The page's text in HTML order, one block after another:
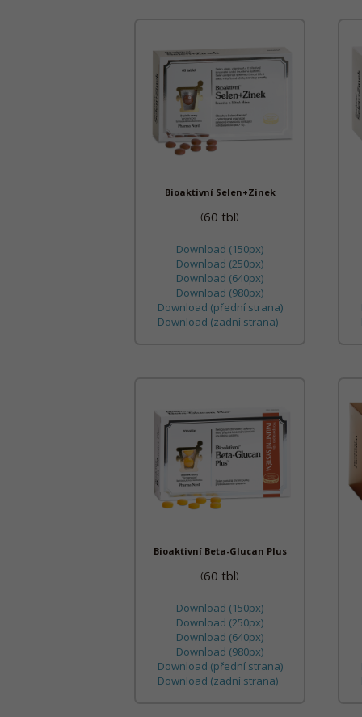
Bioaktivní Selen+Zinek
(60 tbl)
Download (150px)
Download (250px)
Download (640px)
Download (980px)
Download (přední strana)
Download (zadní strana)
Bioaktivní Beta-Glucan Plus
(60 tbl)
Download (150px)
Download (250px)
Download (640px)
Download (980px)
Download (přední strana)
Download (zadní strana)